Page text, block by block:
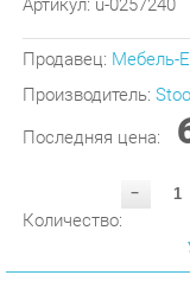
Продавец: Мебель-Екб
Производитель:
Последняя цена:
-